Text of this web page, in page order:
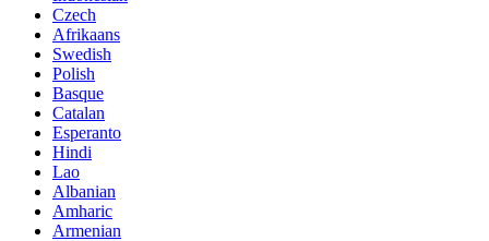
Czech
Afrikaans
Swedish
Polish
Basque
Catalan
Esperanto
Hindi
Lao
Albanian
Amharic
Armenian